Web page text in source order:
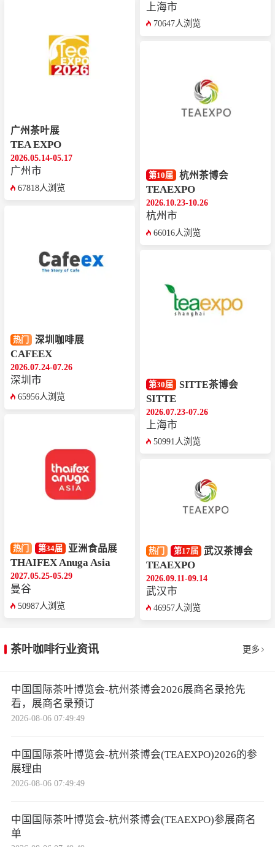
广州茶叶展
TEA EXPO
2026.05.14-05.17
广州市
67818人浏览
热门 深圳咖啡展
CAFEEX
2026.07.24-07.26
深圳市
65956人浏览
热门 第34届 亚洲食品展
THAIFEX Anuga Asia
2027.05.25-05.29
曼谷
50987人浏览
上海市
70647人浏览
第10届 杭州茶博会
TEAEXPO
2026.10.23-10.26
杭州市
66016人浏览
第30届 SITTE茶博会
SITTE
2026.07.23-07.26
上海市
50991人浏览
热门 第17届 武汉茶博会
TEAEXPO
2026.09.11-09.14
武汉市
46957人浏览
茶叶咖啡行业资讯 更多
中国国际茶叶博览会-杭州茶博会2026展商名录抢先
看，展商名录预订
2026-08-06 07:49:49
中国国际茶叶博览会-杭州茶博会(TEAEXPO)2026的参
展理由
2026-08-06 07:49:49
中国国际茶叶博览会-杭州茶博会(TEAEXPO)参展商名
单